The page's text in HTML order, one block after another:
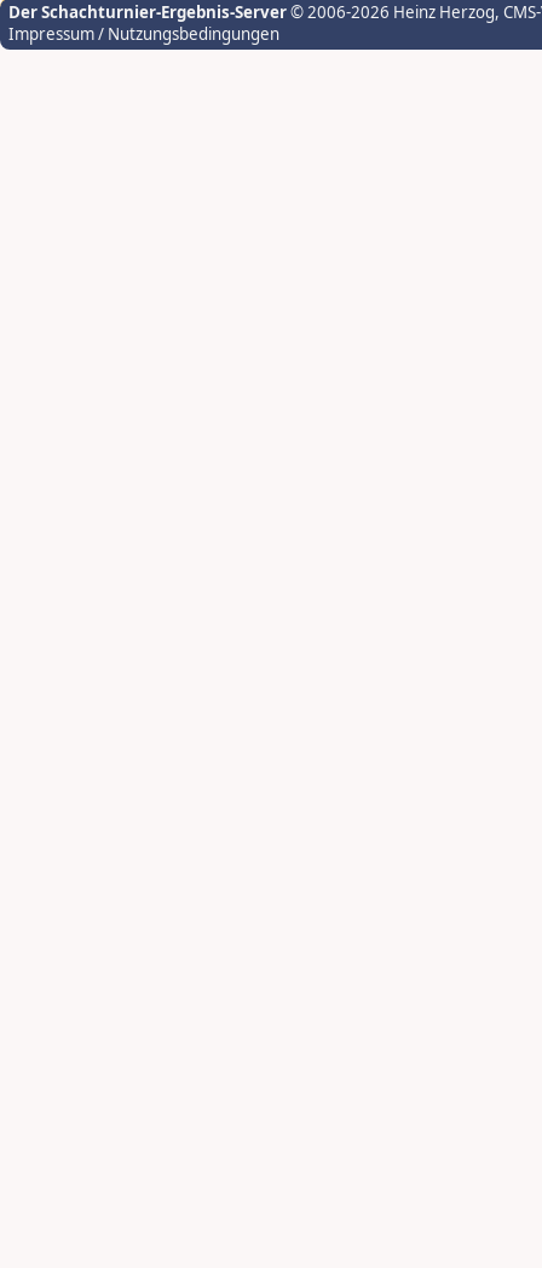
Der Schachturnier-Ergebnis-Server© 2006-2026 Heinz Herzog,
Impressum / Nutzungsbedingungen